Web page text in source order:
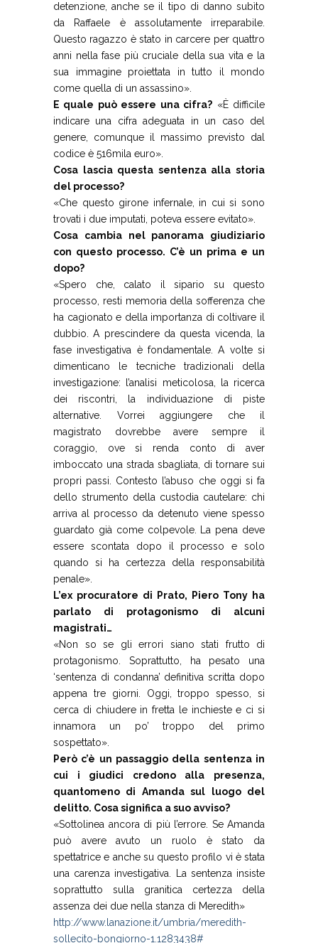
detenzione, anche se il tipo di danno subìto
da Raffaele è assolutamente irreparabile.
Questo ragazzo è stato in carcere per quattro
anni nella fase più cruciale della sua vita e la
sua immagine proiettata in tutto il mondo
come quella di un assassino».
E quale può essere una cifra? «È difficile
indicare una cifra adeguata in un caso del
genere, comunque il massimo previsto dal
codice è 516mila euro».
Cosa lascia questa sentenza alla storia
del processo?
«Che questo girone infernale, in cui si sono
trovati i due imputati, poteva essere evitato».
Cosa cambia nel panorama giudiziario
con questo processo. C’è un prima e un
dopo?
«Spero che, calato il sipario su questo
processo, resti memoria della sofferenza che
ha cagionato e della importanza di coltivare il
dubbio. A prescindere da questa vicenda, la
fase investigativa è fondamentale. A volte si
dimenticano le tecniche tradizionali della
investigazione: l’analisi meticolosa, la ricerca
dei riscontri, la individuazione di piste
alternative. Vorrei aggiungere che il
magistrato dovrebbe avere sempre il
coraggio, ove si renda conto di aver
imboccato una strada sbagliata, di tornare sui
propri passi. Contesto l’abuso che oggi si fa
dello strumento della custodia cautelare: chi
arriva al processo da detenuto viene spesso
guardato già come colpevole. La pena deve
essere scontata dopo il processo e solo
quando si ha certezza della responsabilità
penale».
L’ex procuratore di Prato, Piero Tony ha
parlato di protagonismo di alcuni
magistrati…
«Non so se gli errori siano stati frutto di
protagonismo. Soprattutto, ha pesato una
‘sentenza di condanna’ definitiva scritta dopo
appena tre giorni. Oggi, troppo spesso, si
cerca di chiudere in fretta le inchieste e ci si
innamora un po’ troppo del primo
sospettato».
Però c’è un passaggio della sentenza in
cui i giudici credono alla presenza,
quantomeno di Amanda sul luogo del
delitto. Cosa significa a suo avviso?
«Sottolinea ancora di più l’errore. Se Amanda
può avere avuto un ruolo è stato da
spettatrice e anche su questo profilo vi è stata
una carenza investigativa. La sentenza insiste
soprattutto sulla granitica certezza della
assenza dei due nella stanza di Meredith»
http://www.lanazione.it/umbria/meredith-
sollecito-bongiorno-1.1283438#